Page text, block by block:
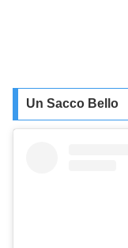
Un Sacco Bello